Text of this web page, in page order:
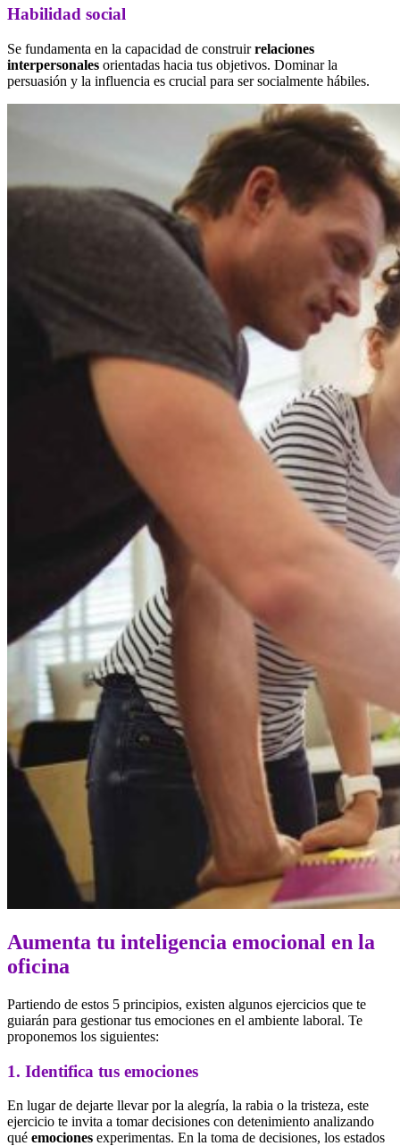
Habilidad social
Se fundamenta en la capacidad de construirrelaciones
interpersonales orientadas hacia tus objetivos. Dominar la
persuasión y la influencia es crucial para ser socialmente hábiles.
Aumenta tu inteligencia emocional en la
oficina
Partiendo de estos 5 principios, existen algunos ejercicios que te
guiarán para gestionar tus emociones en el ambiente laboral. Te
proponemos los siguientes:
1. Identifica tus emociones
En lugar de dejarte llevar por la alegría, la rabia o la tristeza, este
ejercicio te invita a tomar decisiones con detenimiento analizando
qué emociones experimentas. En la toma de decisiones, los estados